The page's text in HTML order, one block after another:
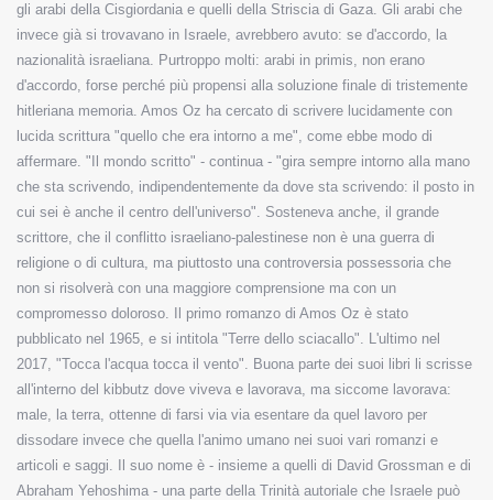
gli arabi della Cisgiordania e quelli della Striscia di Gaza. Gli arabi che
invece già si trovavano in Israele, avrebbero avuto: se d'accordo, la
nazionalità israeliana. Purtroppo molti: arabi in primis, non erano
d'accordo, forse perché più propensi alla soluzione finale di tristemente
hitleriana memoria. Amos Oz ha cercato di scrivere lucidamente con
lucida scrittura "quello che era intorno a me", come ebbe modo di
affermare. "Il mondo scritto" - continua - "gira sempre intorno alla mano
che sta scrivendo, indipendentemente da dove sta scrivendo: il posto in
cui sei è anche il centro dell'universo". Sosteneva anche, il grande
scrittore, che il conflitto israeliano-palestinese non è una guerra di
religione o di cultura, ma piuttosto una controversia possessoria che
non si risolverà con una maggiore comprensione ma con un
compromesso doloroso. Il primo romanzo di Amos Oz è stato
pubblicato nel 1965, e si intitola "Terre dello sciacallo". L'ultimo nel
2017, "Tocca l'acqua tocca il vento". Buona parte dei suoi libri li scrisse
all'interno del kibbutz dove viveva e lavorava, ma siccome lavorava:
male, la terra, ottenne di farsi via via esentare da quel lavoro per
dissodare invece che quella l'animo umano nei suoi vari romanzi e
articoli e saggi. Il suo nome è - insieme a quelli di David Grossman e di
Abraham Yehoshima - una parte della Trinità autoriale che Israele può